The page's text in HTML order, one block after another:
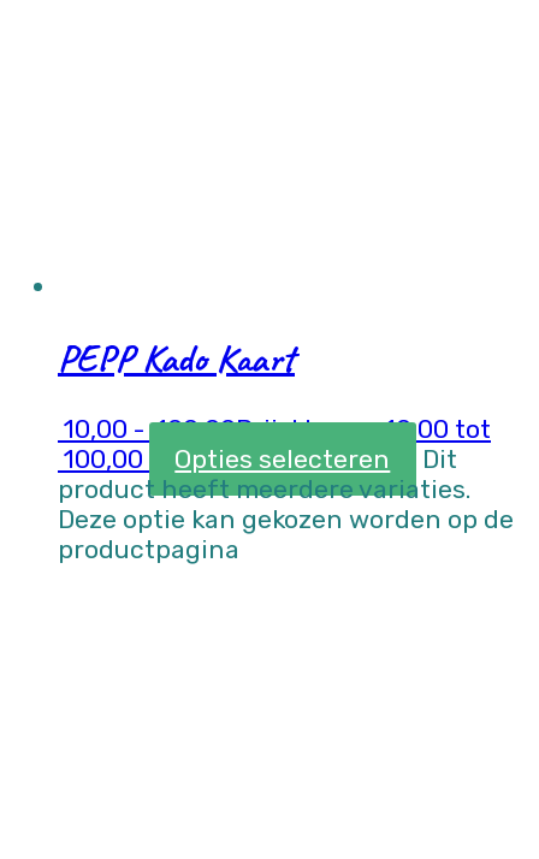
PEPP Kado Kaart
10,00 - 100,00Prijsklasse: 10,00 tot
100,00
Opties selecteren
Dit
product heeft meerdere variaties.
Deze optie kan gekozen worden op de
productpagina